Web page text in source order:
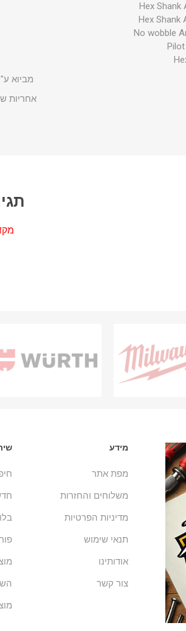
מביוא
אחריות
מידע
מפת אתר
משלוחים והחזרות
מדיניות הפרטיות
תנאי שימוש
אודותינו
צור קשר